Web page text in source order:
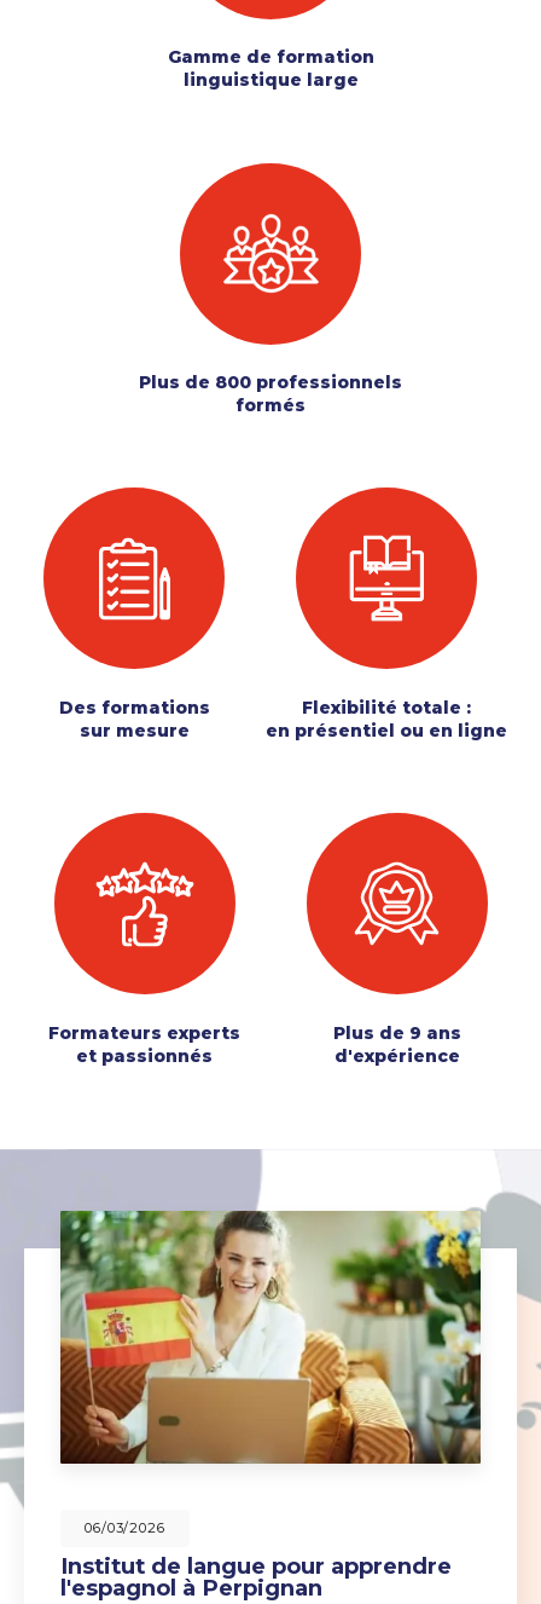
Gamme de formation
linguistique large
Plus de 800 professionnels
formés
Des formations
sur mesure
Flexibilité totale :
en présentiel ou en ligne
Formateurs experts
et passionnés
Plus de 9 ans
d'expérience
06/03/2026
Institut de langue pour apprendre
l'espagnol à Perpignan